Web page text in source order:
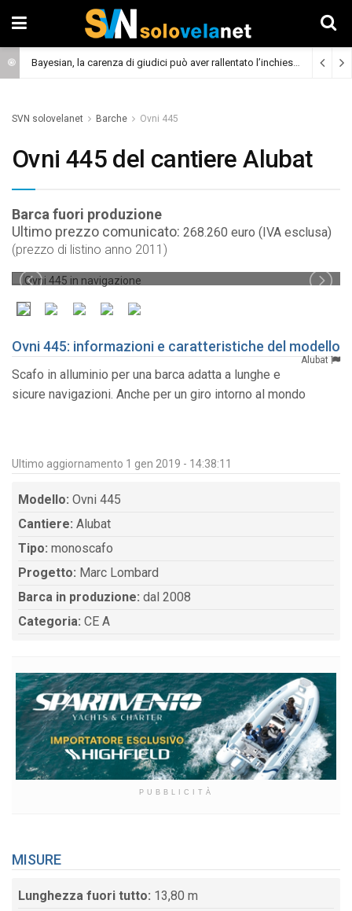
Bayesian, la carenza di giudici può aver rallentato l’inchiesta (Cronaca)
SVN solovelanet Barche Ovni 445
Ovni 445 del cantiere Alubat
Barca fuori produzione
Ultimo prezzo comunicato: 268.260 euro (IVA esclusa)
(prezzo di listino anno 2011)
OVNI 445 IN NAVIGAZIONE
Ovni 445: informazioni e caratteristiche del modello
Alubat
Scafo in alluminio per una barca adatta a lunghe e
sicure navigazioni. Anche per un giro intorno al mondo
Ultimo aggiornamento 1 gen 2019 - 14:38:11
Modello: Ovni 445
Cantiere: Alubat
Tipo: monoscafo
Progetto: Marc Lombard
Barca in produzione: dal 2008
Categoria: CE A
PUBBLICITÀ
MISURE
Lunghezza fuori tutto: 13,80 m